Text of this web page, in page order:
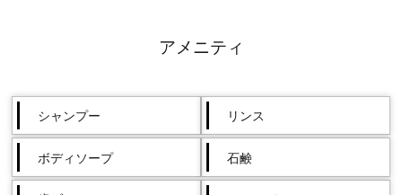
アメニティ
シャンプー リンス
ボディソープ 石鹸